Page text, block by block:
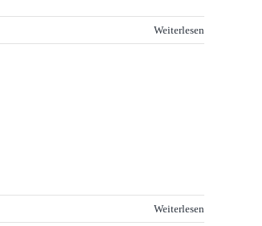
Weiterlesen
Weiterlesen